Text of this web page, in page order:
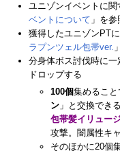
ユニゾンイベントに関
ベントについて 」を参
獲得したユニゾンPT
ラプンツェル包帯ver.
分身体ボス討伐時に一
ドロップする
100個集めること
ン 」と交換できる
包帯髪イリュー
攻撃。闇属性キ
そのほかに20個